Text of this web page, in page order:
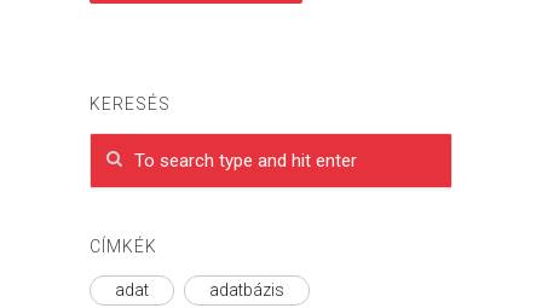
KERESÉS
CÍMKÉK
adat adatbázis